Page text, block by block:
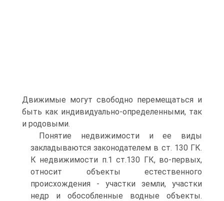
Движимые могут свободно перемещаться и
быть как индивидуально-определенными, так
и родовыми.
Понятие недвижимости и ее виды
закладываются законодателем в ст. 130 ГК.
К недвижимости п.1 ст.130 ГК, во-первых,
относит объекты естественного
происхождения - участки земли, участки
недр и обособленные водные объекты.